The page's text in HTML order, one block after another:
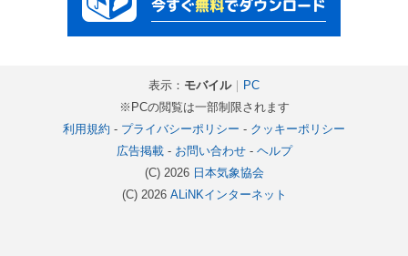
表示： モバイル｜ PC
※PCの閲覧は一部制限されます
利用規約 - プライバシーポリシー - クッキーポリシー
広告掲載- お問い合わせ- ヘルプ
(C) 2026 日本気象協会
(C) 2026 ALiNKインターネット